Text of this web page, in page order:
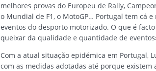
melhores provas do Europeu de Rally,
o Mundial de F1, o MotoGP… Portugal tem cá
eventos do desporto motorizado. O que é
queixar da qualidade e quantidade de
Com a atual situação epidémica em Portugal,
com as medidas adotadas até porque existem